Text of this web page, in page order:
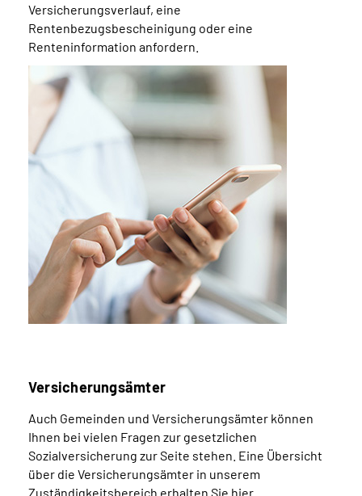
Versicherungsverlauf, eine
Rentenbezugsbescheinigung oder eine
Renteninformation anfordern.
Versicherungsämter
Auch Gemeinden und Versicherungsämter können
Ihnen bei vielen Fragen zur gesetzlichen
Sozialversicherung zur Seite stehen. Eine Übersicht
über die Versicherungsämter in unserem
Zuständigkeitsbereich erhalten Sie hier.